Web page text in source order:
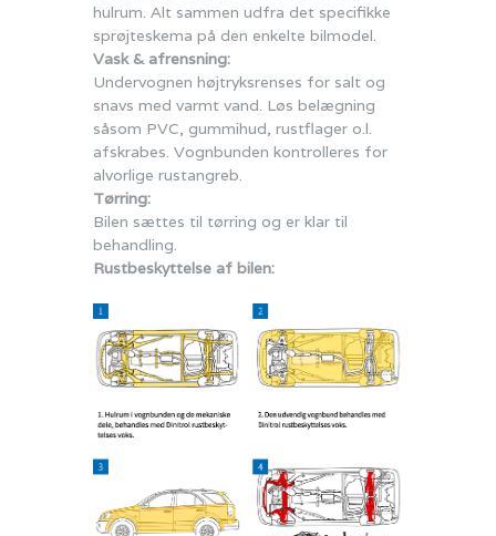
hulrum. Alt sammen udfra det specifikke
sprøjteskema på den enkelte bilmodel.
Vask & afrensning:
Undervognen højtryksrenses for salt og
snavs med varmt vand. Løs belægning
såsom PVC, gummihud, rustflager o.l.
afskrabes. Vognbunden kontrolleres for
alvorlige rustangreb.
Tørring:
Bilen sættes til tørring og er klar til
behandling.
Rustbeskyttelse af bilen: